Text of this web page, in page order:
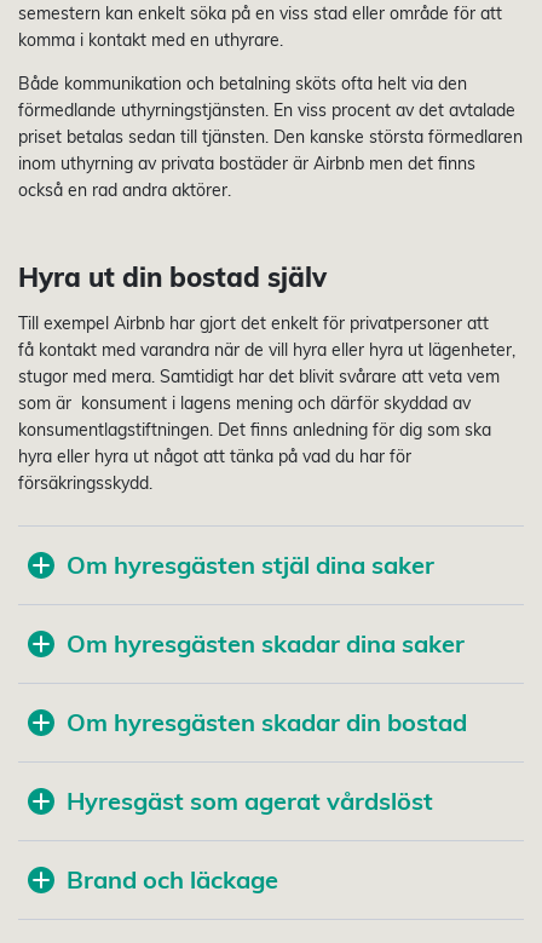
semestern kan enkelt söka på en viss stad eller område för att
komma i kontakt med en uthyrare.
Både kommunikation och betalning sköts ofta helt via den
förmedlande uthyrningstjänsten. En viss procent av det avtalade
priset betalas sedan till tjänsten. Den kanske största förmedlaren
inom uthyrning av privata bostäder är Airbnb men det finns
också en rad andra aktörer.
Hyra ut din bostad själv
Till exempel Airbnb har gjort det enkelt för privatpersoner att
få kontakt med varandra när de vill hyra eller hyra ut lägenheter,
stugor med mera. Samtidigt har det blivit svårare att veta vem
som är konsument i lagens mening och därför skyddad av
konsumentlagstiftningen. Det finns anledning för dig som ska
hyra eller hyra ut något att tänka på vad du har för
försäkringsskydd.
Om hyresgästen stjäl dina saker
Om hyresgästen skadar dina saker
Om hyresgästen skadar din bostad
Hyresgäst som agerat vårdslöst
Brand och läckage